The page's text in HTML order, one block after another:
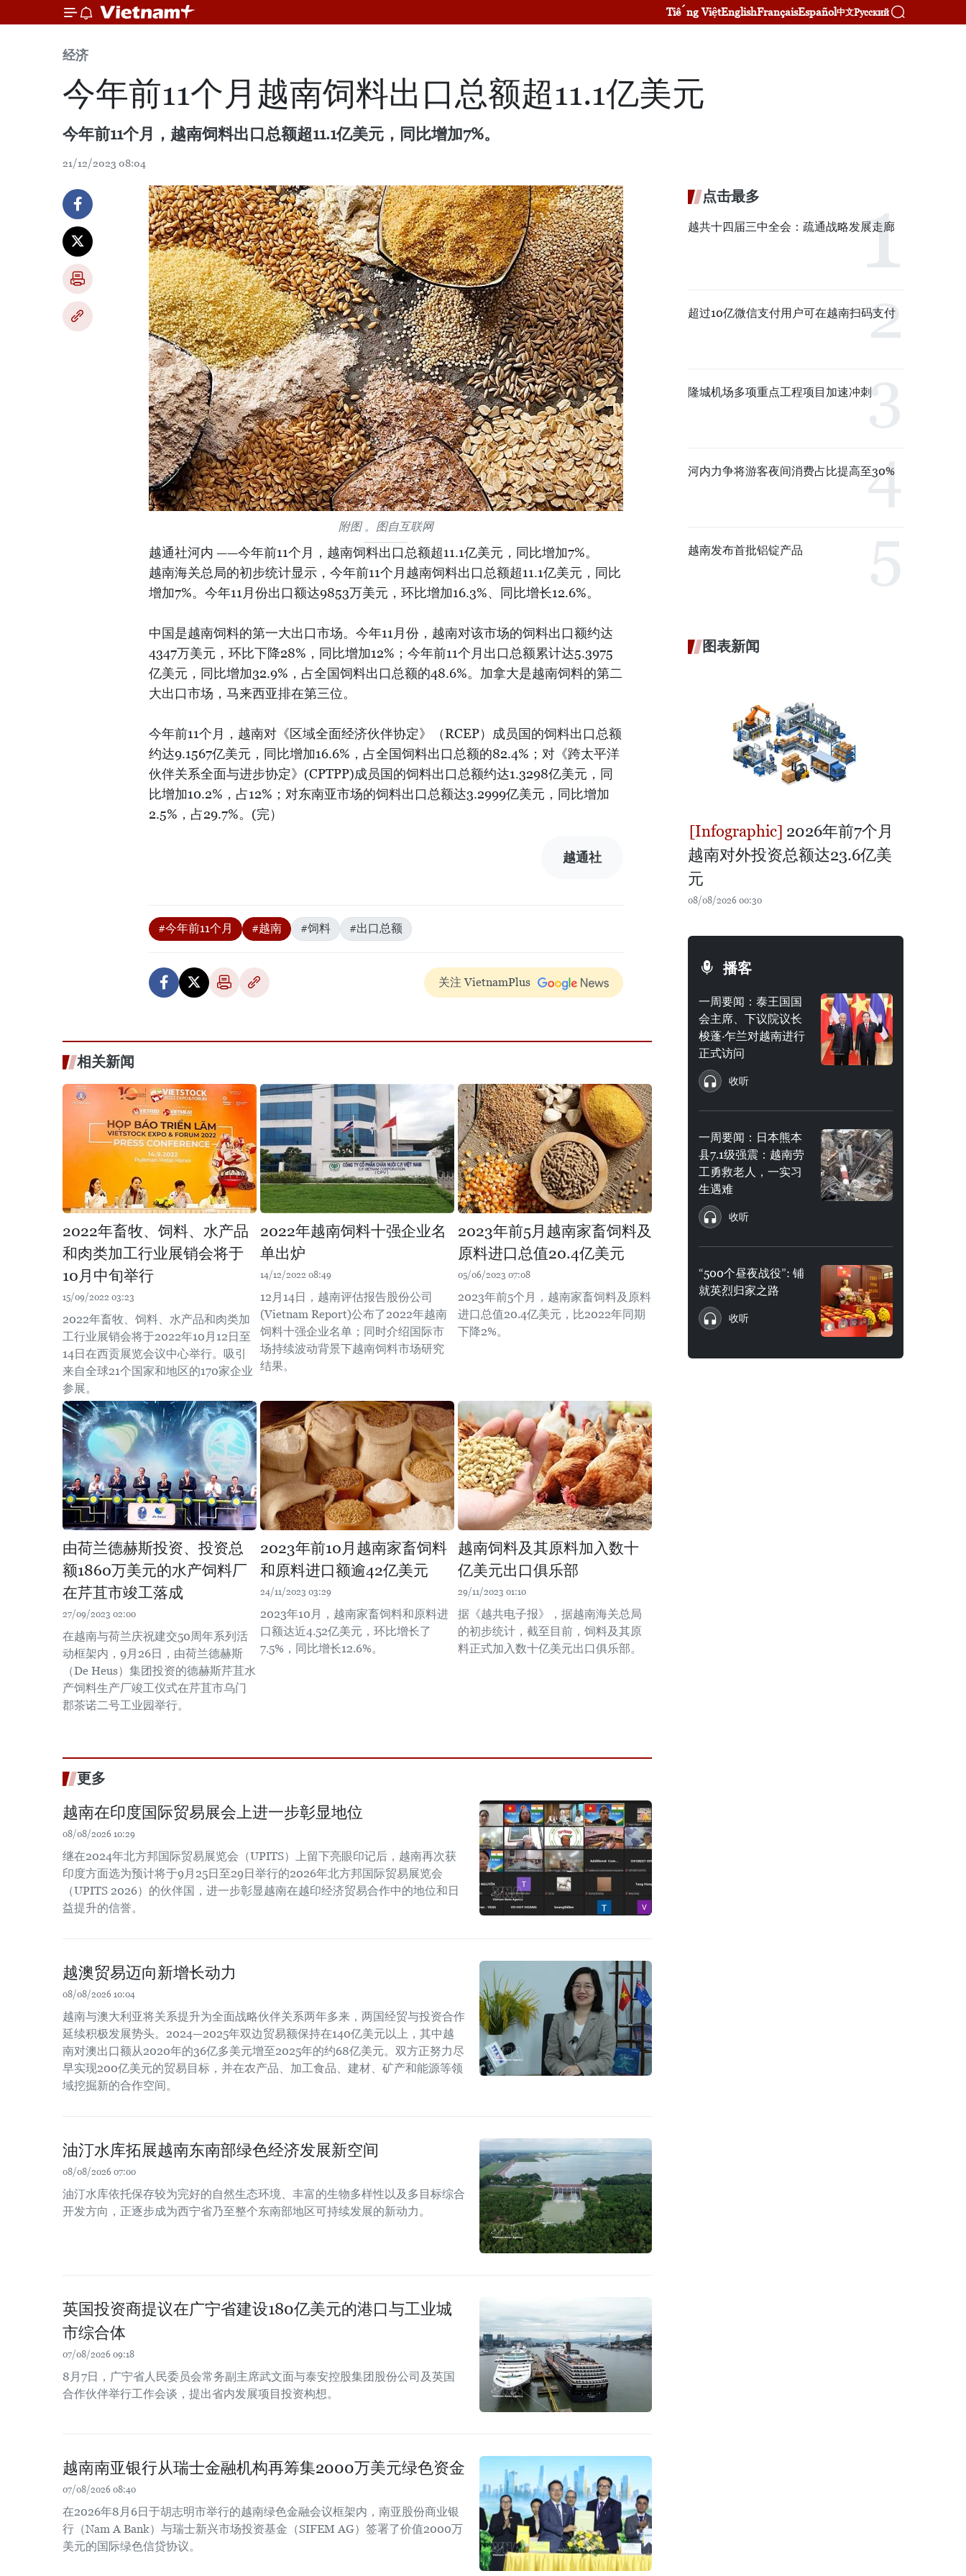
Tiếng ViệtEnglishFrançaisEspañol中文Русский
经济
今年前11个月越南饲料出口总额超11.1亿美元
今年前11个月，越南饲料出口总额超11.1亿美元，同比增加7%。
21/12/2023 08:04
附图 。图自互联网
越通社河内 ——今年前11个月，越南饲料出口总额超11.1亿美元，同比增加7%。
越南海关总局的初步统计显示，今年前11个月越南饲料出口总额超11.1亿美元，同比
增加7%。今年11月份出口额达9853万美元，环比增加16.3%、同比增长12.6%。
中国是越南饲料的第一大出口市场。今年11月份，越南对该市场的饲料出口额约达
4347万美元，环比下降28%，同比增加12%；今年前11个月出口总额累计达5.3975
亿美元，同比增加32.9%，占全国饲料出口总额的48.6%。加拿大是越南饲料的第二
大出口市场，马来西亚排在第三位。
今年前11个月，越南对《区域全面经济伙伴协定》（RCEP）成员国的饲料出口总额
约达9.1567亿美元，同比增加16.6%，占全国饲料出口总额的82.4%；对《跨太平洋
伙伴关系全面与进步协定》(CPTPP)成员国的饲料出口总额约达1.3298亿美元，同
比增加10.2%，占12%；对东南亚市场的饲料出口总额达3.2999亿美元，同比增加
2.5%，占29.7%。(完）
越通社
#今年前11个月 #越南 #饲料 #出口总额
关注 VietnamPlus
相关新闻
2022年畜牧、饲料、水产品
和肉类加工行业展销会将于
10月中旬举行
15/09/2022 03:23
2022年畜牧、饲料、水产品和肉类加
工行业展销会将于2022年10月12日至
14日在西贡展览会议中心举行。吸引
来自全球21个国家和地区的170家企业
参展。
2022年越南饲料十强企业名
单出炉
14/12/2022 08:49
12月14日，越南评估报告股份公司
(Vietnam Report)公布了2022年越南
饲料十强企业名单；同时介绍国际市
场持续波动背景下越南饲料市场研究
结果。
2023年前5月越南家畜饲料及
原料进口总值20.4亿美元
05/06/2023 07:08
2023年前5个月，越南家畜饲料及原料
进口总值20.4亿美元，比2022年同期
下降2%。
由荷兰德赫斯投资、投资总
额1860万美元的水产饲料厂
在芹苴市竣工落成
27/09/2023 02:00
在越南与荷兰庆祝建交50周年系列活
动框架内，9月26日，由荷兰德赫斯
（De Heus）集团投资的德赫斯芹苴水
产饲料生产厂竣工仪式在芹苴市乌门
郡茶诺二号工业园举行。
2023年前10月越南家畜饲料
和原料进口额逾42亿美元
24/11/2023 03:29
2023年10月，越南家畜饲料和原料进
口额达近4.52亿美元，环比增长了
7.5%，同比增长12.6%。
越南饲料及其原料加入数十
亿美元出口俱乐部
29/11/2023 01:10
据《越共电子报》，据越南海关总局
的初步统计，截至目前，饲料及其原
料正式加入数十亿美元出口俱乐部。
更多
越南在印度国际贸易展会上进一步彰显地位
08/08/2026 10:29
继在2024年北方邦国际贸易展览会（UPITS）上留下亮眼印记后，越南再次获
印度方面选为预计将于9月25日至29日举行的2026年北方邦国际贸易展览会
（UPITS 2026）的伙伴国，进一步彰显越南在越印经济贸易合作中的地位和日
益提升的信誉。
越澳贸易迈向新增长动力
08/08/2026 10:04
越南与澳大利亚将关系提升为全面战略伙伴关系两年多来，两国经贸与投资合作
延续积极发展势头。2024—2025年双边贸易额保持在140亿美元以上，其中越
南对澳出口额从2020年的36亿多美元增至2025年的约68亿美元。双方正努力尽
早实现200亿美元的贸易目标，并在农产品、加工食品、建材、矿产和能源等领
域挖掘新的合作空间。
油汀水库拓展越南东南部绿色经济发展新空间
08/08/2026 07:00
油汀水库依托保存较为完好的自然生态环境、丰富的生物多样性以及多目标综合
开发方向，正逐步成为西宁省乃至整个东南部地区可持续发展的新动力。
英国投资商提议在广宁省建设180亿美元的港口与工业城
市综合体
07/08/2026 09:18
8月7日，广宁省人民委员会常务副主席武文面与泰安控股集团股份公司及英国
合作伙伴举行工作会谈，提出省内发展项目投资构想。
越南南亚银行从瑞士金融机构再筹集2000万美元绿色资金
07/08/2026 08:40
在2026年8月6日于胡志明市举行的越南绿色金融会议框架内，南亚股份商业银
行（Nam A Bank）与瑞士新兴市场投资基金（SIFEM AG）签署了价值2000万
美元的国际绿色信贷协议。
点击最多
越共十四届三中全会：疏通战略发展走廊
超过10亿微信支付用户可在越南扫码支付
隆城机场多项重点工程项目加速冲刺
河内力争将游客夜间消费占比提高至30%
越南发布首批铝锭产品
图表新闻
2026年前7个月
越南对外投资总额达23.6亿美
元
08/08/2026 00:30
播客
一周要闻：泰王国国
会主席、下议院议长
梭蓬·乍兰对越南进行
正式访问
收听
一周要闻：日本熊本
县7.1级强震：越南劳
工勇救老人，一实习
生遇难
收听
“500个昼夜战役”: 铺
就英烈归家之路
收听